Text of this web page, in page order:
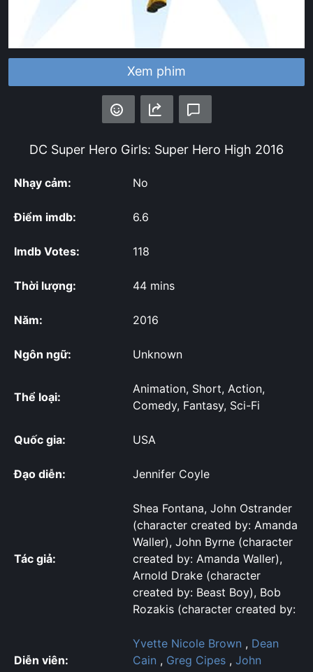
Xem phim
DC Super Hero Girls: Super Hero High 2016
Nhạy cảm: No
Điểm imdb: 6.6
Imdb Votes: 118
Thời lượng: 44 mins
Năm: 2016
Ngôn ngữ: Unknown
Thể loại:
Animation, Short, Action,
Comedy, Fantasy, Sci-Fi
Quốc gia: USA
Đạo diễn: Jennifer Coyle
Tác giả:
Shea Fontana, John Ostrander
(character created by: Amanda
Waller), John Byrne (character
created by: Amanda Waller),
Arnold Drake (character
created by: Beast Boy), Bob
Rozakis (character created by:
Diễn viên:
Yvette Nicole Brown , Dean
Cain , Greg Cipes , John